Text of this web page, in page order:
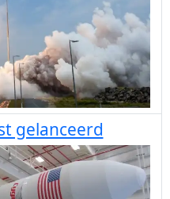
gelanceerd